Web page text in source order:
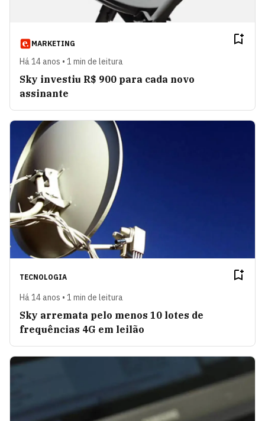
MARKETING
Há 14 anos • 1 min de leitura
Sky investiu R$ 900 para cada novo
assinante
TECNOLOGIA
Há 14 anos • 1 min de leitura
Sky arremata pelo menos 10 lotes de
frequências 4G em leilão